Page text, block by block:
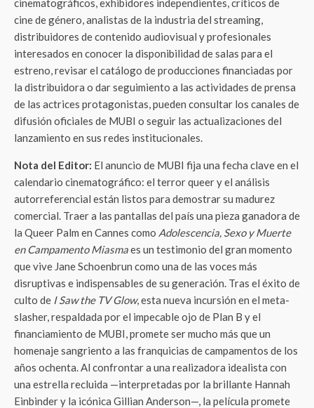
cinematográficos, exhibidores independientes, críticos de
cine de género, analistas de la industria del streaming,
distribuidores de contenido audiovisual y profesionales
interesados en conocer la disponibilidad de salas para el
estreno, revisar el catálogo de producciones financiadas por
la distribuidora o dar seguimiento a las actividades de prensa
de las actrices protagonistas, pueden consultar los canales de
difusión oficiales de MUBI o seguir las actualizaciones del
lanzamiento en sus redes institucionales.
Nota del Editor: El anuncio de MUBI fija una fecha clave en el
calendario cinematográfico: el terror queer y el análisis
autorreferencial están listos para demostrar su madurez
comercial. Traer a las pantallas del país una pieza ganadora de
la Queer Palm en Cannes como Adolescencia, Sexo y Muerte
en Campamento Miasmaes un testimonio del gran momento
que vive Jane Schoenbrun como una de las voces más
disruptivas e indispensables de su generación. Tras el éxito de
culto de I Saw the TV Glow, esta nueva incursión en el meta-
slasher, respaldada por el impecable ojo de Plan B y el
financiamiento de MUBI, promete ser mucho más que un
homenaje sangriento a las franquicias de campamentos de los
años ochenta. Al confrontar a una realizadora idealista con
una estrella recluida —interpretadas por la brillante Hannah
Einbinder y la icónica Gillian Anderson—, la película promete